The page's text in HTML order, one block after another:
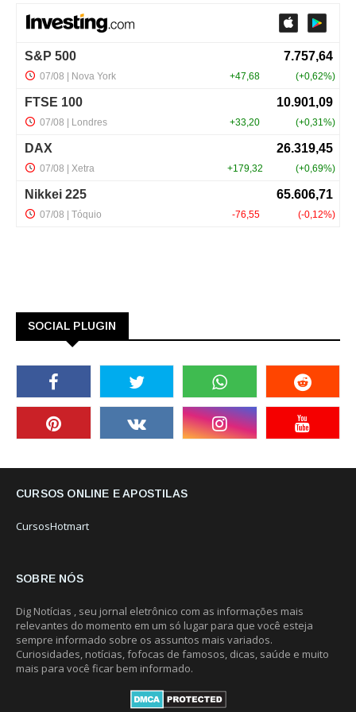
SOCIAL PLUGIN
CURSOS ONLINE E APOSTILAS
CursosHotmart
SOBRE NÓS
Dig Notícias , seu jornal eletrônico com as informações mais
relevantes do momento em um só lugar para que você esteja
sempre informado sobre os assuntos mais variados.
Curiosidades, notícias, fofocas de famosos, dicas, saúde e muito
mais para você ficar bem informado.